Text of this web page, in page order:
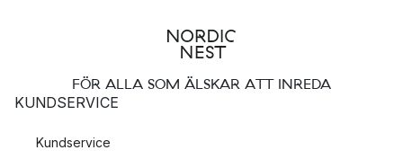
FÖR ALLA SOM ÄLSKAR ATT INREDA
KUNDSERVICE
Kundservice